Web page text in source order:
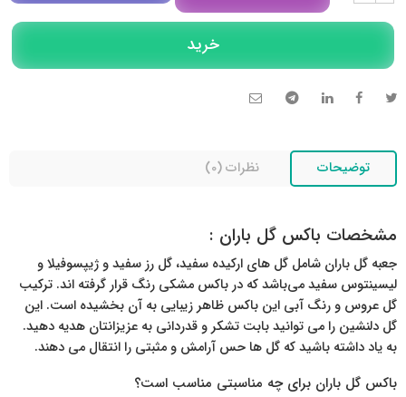
مشاوره در روبیکا
تلگرام
خرید
توضیحات نظرات (0)
مشخصات باکس گل باران :
جعبه گل باران شامل گل های ارکیده سفید، گل رز سفید و ژیپسوفیلا و
لیسینتوس سفید می‌باشد که در باکس مشکی رنگ قرار گرفته اند. ترکیب
گل عروس و رنگ آبی این باکس ظاهر زیبایی به آن بخشیده است. این
گل دلنشین را می توانید بابت تشکر و قدردانی به عزیزانتان هدیه دهید.
به یاد داشته باشید که گل ها حس آرامش و مثبتی را انتقال می دهند.
باکس گل باران برای چه مناسبتی مناسب است؟